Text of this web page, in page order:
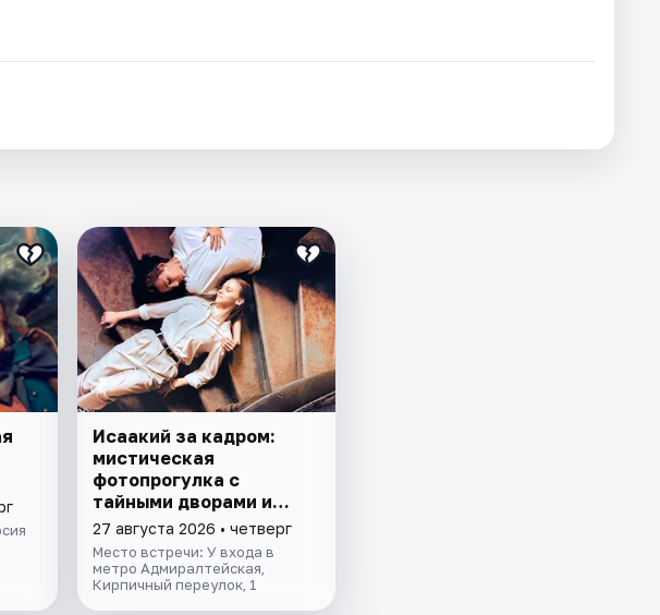
Исаакий за кадром:
мистическая
фотопрогулка с
тайными дворами и
колоннадой
27 августа 2026 • четверг
Место встречи: У входа в
метро Адмиралтейская,
Кирпичный переулок, 1